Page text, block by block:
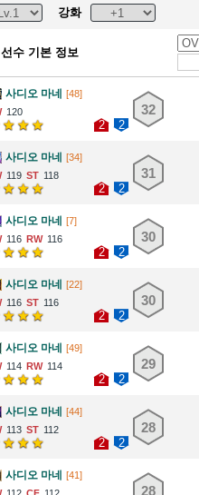
강화
선수 기본 정보
사디오 마네
[48]
120
2 2
32
사디오 마네
[34]
119
118
2 2
31
사디오 마네
[7]
116
116
2 2
30
사디오 마네
[22]
116
116
2 2
30
사디오 마네
[49]
114
114
2 2
29
사디오 마네
[44]
113
112
2 2
28
사디오 마네
[41]
28